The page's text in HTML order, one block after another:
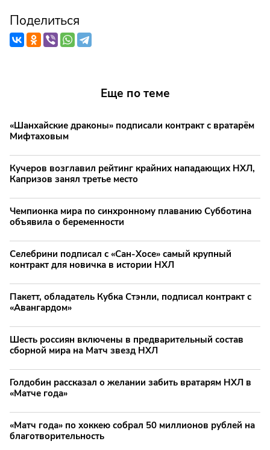
Поделиться
Еще по теме
«Шанхайские драконы» подписали контракт с вратарём
Мифтаховым
Кучеров возглавил рейтинг крайних нападающих НХЛ,
Капризов занял третье место
Чемпионка мира по синхронному плаванию Субботина
объявила о беременности
Селебрини подписал с «Сан-Хосе» самый крупный
контракт для новичка в истории НХЛ
Пакетт, обладатель Кубка Стэнли, подписал контракт с
«Авангардом»
Шесть россиян включены в предварительный состав
сборной мира на Матч звезд НХЛ
Голдобин рассказал о желании забить вратарям НХЛ в
«Матче года»
«Матч года» по хоккею собрал 50 миллионов рублей на
благотворительность